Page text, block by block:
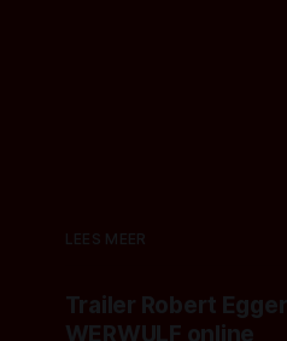
LEES MEER
Trailer Robert
WERWULF online